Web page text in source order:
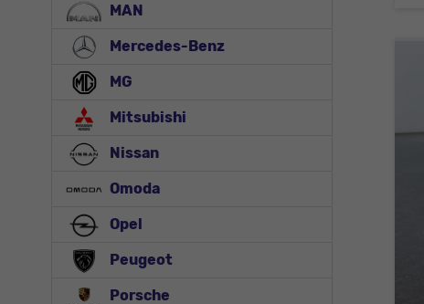
MAN
Mercedes-Benz
MG
Mitsubishi
Nissan
Omoda
Opel
Peugeot
Porsche